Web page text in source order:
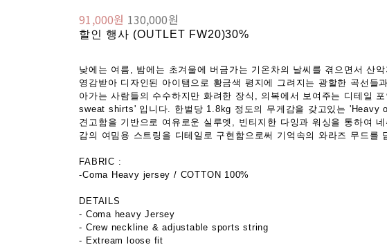
91,000원 130,000원
할인 행사 (OUTLET FW20)30%
낮에는 여름, 밤에는 초겨울에 버금가는 기온차의 날씨를 겪으면서 산
영감받아 디자인된 아이탬으로 황금색 평지에 그려지는 광할한 곡선들
아가는 사람들의 수수하지만 화려한 장식, 의복에서 보여주는 디테일
sweat shirts' 입니다. 한벌당 1.8kg 정도의 무게감을 갖고있는 'Heavy
견고함을 기반으로 여유로운 실루엣, 빈티지한 다잉과 워싱을 통하여
감의 여밈용 스트링을 디테일로 구현함으로써 기억속의 와라즈 무드를
FABRIC :
-Coma Heavy jersey / COTTON 100%
DETAILS
- Coma heavy Jersey
- Crew neckline & adjustable sports string
- Extream loose fit